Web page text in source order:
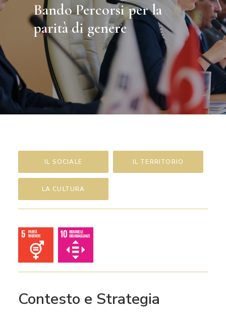
ARCHIVI
AVVISI
CHIEDI UN CONTRIBUTO
RICHIEDI IL LOGO
CONTATTI
Bando Percorsi per la
parità di genere
IL SOCIALE IL TERRITORIO
LA CULTURA
Contesto e Strategia